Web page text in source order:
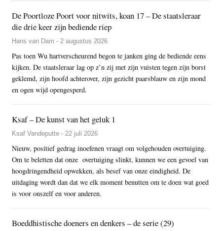
De Poortloze Poort voor nitwits, koan 17 – De staatsleraar
die drie keer zijn bediende riep
Hans van Dam - 2 augustus 2026
Pas toen Wu hartverscheurend begon te janken ging de bediende eens
kijken. De staatsleraar lag op z’n zij met zijn vuisten tegen zijn borst
geklemd, zijn hoofd achterover, zijn gezicht paarsblauw en zijn mond
en ogen wijd opengesperd.
Ksaf – De kunst van het geluk 1
Ksaf Vandeputte - 22 juli 2026
Nieuw, positief gedrag inoefenen vraagt om volgehouden overtuiging.
Om te beletten dat onze overtuiging slinkt, kunnen we een gevoel van
hoogdringendheid opwekken, als besef van onze eindigheid. De
uitdaging wordt dan dat we elk moment benutten om te doen wat goed
is voor onszelf en voor anderen.
Boeddhistische doeners en denkers – de serie (29)